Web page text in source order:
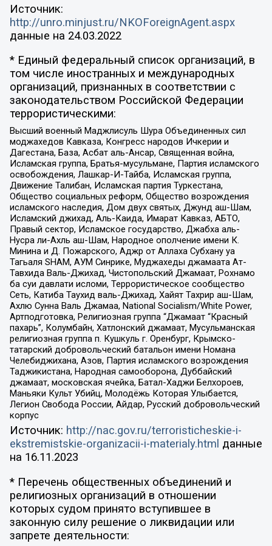
Источник:
http://unro.minjust.ru/NKOForeignAgent.aspx
данные на 24.03.2022
* Единый федеральный список организаций, в
том числе иностранных и международных
организаций, признанных в соответствии с
законодательством Российской Федерации
террористическими:
Высший военный Маджлисуль Шура Объединенных сил
моджахедов Кавказа, Конгресс народов Ичкерии и
Дагестана, База, Асбат аль-Ансар, Священная война,
Исламская группа, Братья-мусульмане, Партия исламского
освобождения, Лашкар-И-Тайба, Исламская группа,
Движение Талибан, Исламская партия Туркестана,
Общество социальных реформ, Общество возрождения
исламского наследия, Дом двух святых, Джунд аш-Шам,
Исламский джихад, Аль-Каида, Имарат Кавказ, АБТО,
Правый сектор, Исламское государство, Джабха аль-
Нусра ли-Ахль аш-Шам, Народное ополчение имени К.
Минина и Д. Пожарского, Аджр от Аллаха Субхану уа
Тагьаля SHAM, АУМ Синрике, Муджахеды джамаата Ат-
Тавхида Валь-Джихад, Чистопольский Джамаат, Рохнамо
ба суи давлати исломи, Террористическое сообщество
Сеть, Катиба Таухид валь-Джихад, Хайят Тахрир аш-Шам,
Ахлю Сунна Валь Джамаа, National Socialism/White Power,
Артподготовка, Религиозная группа “Джамаат “Красный
пахарь”, Колумбайн, Хатлонский джамаат, Мусульманская
религиозная группа п. Кушкуль г. Оренбург, Крымско-
татарский добровольческий батальон имени Номана
Челебиджихана, Азов, Партия исламского возрождения
Таджикистана, Народная самооборона, Дуббайский
джамаат, московская ячейка, Батал-Хаджи Белхороев,
Маньяки Культ Убийц, Молодёжь Которая Улыбается,
Легион Свобода России, Айдар, Русский добровольческий
корпус
Источник: http://nac.gov.ru/terroristicheskie-i-
ekstremistskie-organizacii-i-materialy.html данные
на 16.11.2023
* Перечень общественных объединений и
религиозных организаций в отношении
которых судом принято вступившее в
законную силу решение о ликвидации или
запрете деятельности: